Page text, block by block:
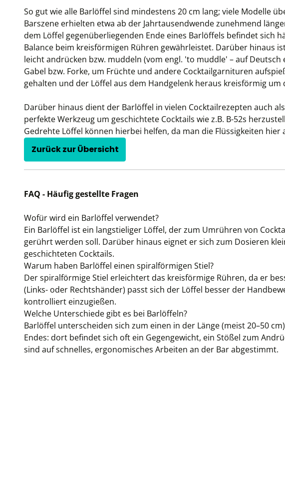
So gut wie alle Barlöffel sind mindestens 20 cm lang; viele Modelle
Barszene erhielten etwa ab der Jahrtausendwende zunehmend
dem Löffel gegenüberliegenden Ende eines Barlöffels befindet sich
Balance beim kreisförmigen Rühren gewährleistet. Darüber hinaus
leicht andrücken bzw. muddeln (vom engl. 'to muddle' – auf
Gabel bzw. Forke, um Früchte und andere Cocktailgarnituren
gehalten und der Löffel aus dem Handgelenk heraus kreisförmig
Darüber hinaus dient der Barlöffel in vielen Cocktailrezepten auch
perfekte Werkzeug um geschichtete Cocktails wie z.B. B-52s
Gedrehte Löffel können hierbei helfen, da man die Flüssigkeiten
Zurück zur Übersicht
FAQ - Häufig gestellte Fragen
Wofür wird ein Barlöffel verwendet?
Ein Barlöffel ist ein langstieliger Löffel, der zum Umrühren von
gerührt werden soll. Darüber hinaus eignet er sich zum Dosieren
geschichteten Cocktails.
Warum haben Barlöffel einen spiralförmigen Stiel?
Der spiralförmige Stiel erleichtert das kreisförmige Rühren, da er
(Links- oder Rechtshänder) passt sich der Löffel besser der
kontrolliert einzugießen.
Welche Unterschiede gibt es bei Barlöffeln?
Barlöffel unterscheiden sich zum einen in der Länge (meist 20–50
Endes: dort befindet sich oft ein Gegengewicht, ein Stößel zum
sind auf schnelles, ergonomisches Arbeiten an der Bar abgestimmt.